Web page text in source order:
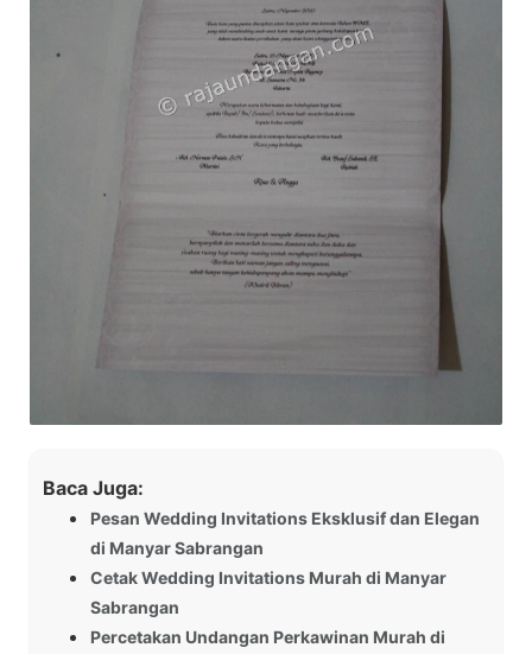
Baca Juga:
Pesan Wedding Invitations Eksklusif dan Elegan
di Manyar Sabrangan
Cetak Wedding Invitations Murah di Manyar
Sabrangan
Percetakan Undangan Perkawinan Murah di